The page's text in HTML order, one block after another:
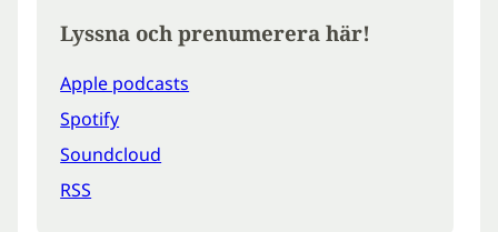
Lyssna och prenumerera här!
Apple podcasts
Spotify
Soundcloud
RSS